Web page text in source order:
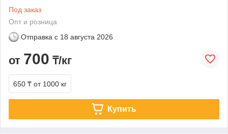
Под заказ
Опт и розница
Отправка с 18 августа 2026
от 700 ₸/кг
650 ₸ от 1000 кг
Купить